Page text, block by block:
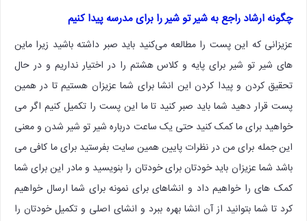
چگونه ارشاد راجع به شیر تو شیر را برای مدرسه پیدا کنیم
عزیزانی که این پست را مطالعه می‌کنید باید صبر داشته باشید زیرا ماین
های شیر تو شیر برای پایه و کلاس هشتم را در اختیار نداریم و در حال
تحقیق کردن و پیدا کردن این انشا برای شما عزیزان هستیم تا در همین
پست قرار دهید شما باید صبر کنید تا ما این پست را تکمیل کنیم اگر می
خواهید برای ما کمک کنید حتی یک ساعت درباره شیر تو شیر شدن و معنی
این جمله برای من در نظرات پایین همین سایت بفرستید برای ما کافی می
باشد شما عزیزان باید خودتان برای خودتان را بنویسید و مادر این برای شما
کمک های را خواهیم داد و انشاهای برای نمونه برای شما ارسال خواهیم
کرد تا شما بتوانید از آن انشا بهره ببرد و انشای اصلی و تکمیل خودتان را